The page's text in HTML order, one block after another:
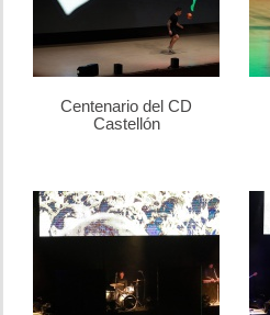
Centenario del CD
Castellón